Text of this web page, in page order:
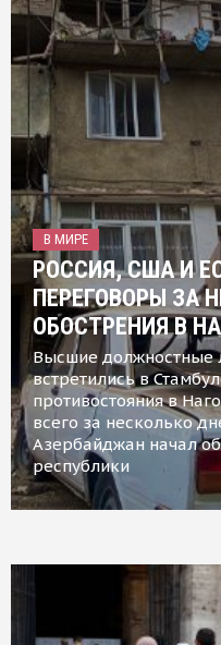
В МИРЕ
РОССИЯ, США И
ПЕРЕГОВОРЫ ЗА
ОБОСТРЕНИЯ В
Высшие должностные
встретились в
противостояния в
всего за несколько
Азербайджан начал
республики